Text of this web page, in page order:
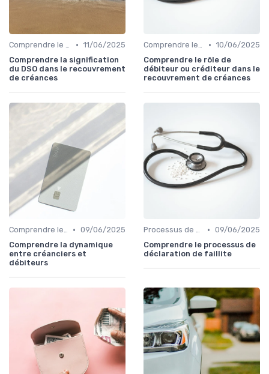
Comprendre le Recouvrement de Créances • 11/06/2025
Comprendre la signification
du DSO dans le recouvrement
de créances
Comprendre le Recouvrement de Créances • 10/06/2025
Comprendre le rôle de
débiteur ou créditeur dans le
recouvrement de créances
Comprendre le Recouvrement de Créances • 09/06/2025
Comprendre la dynamique
entre créanciers et
débiteurs
Processus de Recouvrement • 09/06/2025
Comprendre le processus de
déclaration de faillite